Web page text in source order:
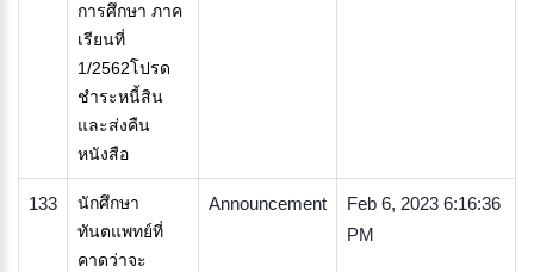
การศึกษา ภาค
เรียนที่
1/2562โปรด
ชำระหนี้สิน
และส่งคืน
หนังสือ
133
นักศึกษา
ทันตแพทย์ที่
คาดว่าจะ
Announcement
Feb 6, 2023 6:16:36
PM